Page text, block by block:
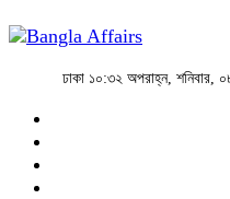
ঢাকা ১০:৩২ অপরাহ্ন, শনিবার,